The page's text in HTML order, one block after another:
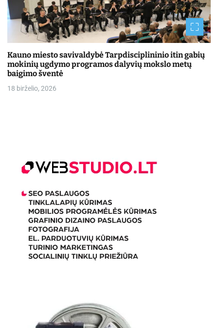
Kauno miesto savivaldybė Tarpdisciplininio itin gabių
mokinių ugdymo programos dalyvių mokslo metų
baigimo šventė
18 birželio, 2026